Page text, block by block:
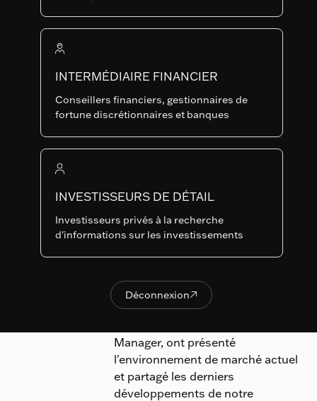
INTERMÉDIAIRE FINANCIER
Conseillers financiers, gestionnaires de
fortune discrétionnaires et banques
INVESTISSEURS DE DÉTAIL
Investisseurs privés à la recherche
d'informations sur les investissements
Déconnexion
Déconnexion
des
portefeuilles
: nos
derniers
développements
Publié le
02.06.2026
Nous avons récemment organisé
un déjeuner-présentation à Zurich
au cours duquel Peter Stiefel,
Hauptmann, CIO & Responsable
des Actions Systématiques, et
Manager, ont présenté
l'environnement de marché actuel
et partagé les derniers
développements de notre